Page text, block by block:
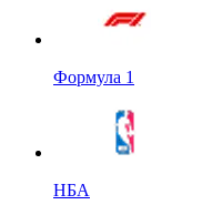
Формула 1
НБА